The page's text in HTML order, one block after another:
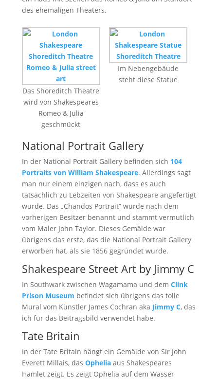
des ehemaligen Theaters.
Das Shoreditch Theatre
wird von Shakespeares
Romeo & Julia
geschmückt
Im Nebengebäude
steht diese Statue
National Portrait Gallery
In der National Portrait Gallery befinden sich 104
Portraits von William Shakespeare. Allerdings sagt
man nur einem einzigen nach, dass es auch
tatsächlich zu Lebzeiten von Shakespeare angefertigt
wurde. Das „Chandos Portrait” wurde nach dem
vorherigen Besitzer benannt und stammt vermutlich
vom Maler John Taylor. Dieses Gemälde war
übrigens das erste, das die National Portrait Gallery
erworben hat, als sie 1856 gegründet wurde.
Shakespeare Street Art by Jimmy C
In Southwark zwischen Wagamama und dem Clink
Prison Museum befindet sich übrigens das tolle
Mural vom Künstler James Cochran aka Jimmy C, das
ich für das Beitragsbild verwendet habe.
Tate Britain
In der Tate Britain hängt ein Gemälde von Sir John
Everett Millais, das Opheliaaus Shakespeares
Hamlet zeigt. Es zeigt Ophelia auf dem Wasser